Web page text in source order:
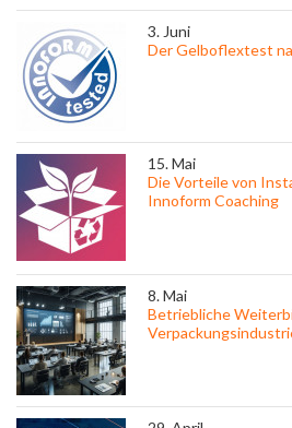
3. Juni
Der Gelboflextest
15. Mai
Die Vorteile von
Innoform Coaching
8. Mai
Betriebliche